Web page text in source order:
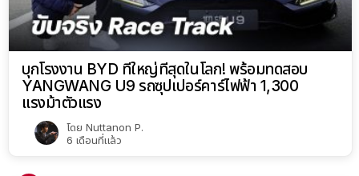
บุกโรงงาน BYD ที่ใหญ่ที่สุดในโลก! พร้อมทดสอบ
YANGWANG U9 รถซุปเปอร์คาร์ไฟฟ้า 1,300
แรงม้าตัวแรง
โดย Nuttanon P.
6 เดือนที่แล้ว